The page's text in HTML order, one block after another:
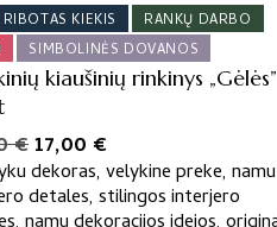
7,00 €.5,00 €.
RIBOTAS KIEKIS
RANKŲ DARBO
SIMBOLINĖS DOVANOS
kiaušinių rinkinys „Gėlės”
€Original
price
was:
17,00 €
price
is: